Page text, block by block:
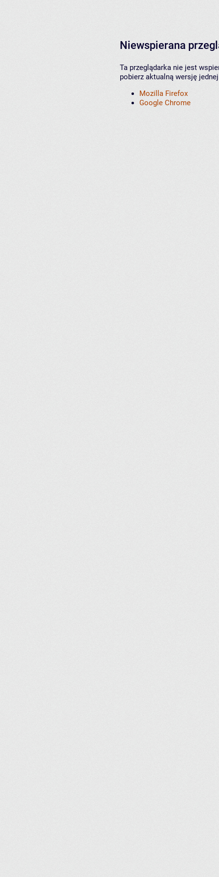
Niewspierana
Ta przeglądarka nie jest
pobierz aktualną wersję
Mozilla Firefox
Google Chrome